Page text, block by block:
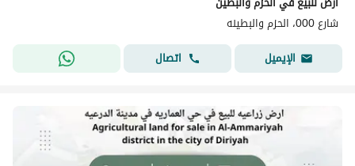
شارع 000، الحزم والبطينه
الإيميل
اتصال